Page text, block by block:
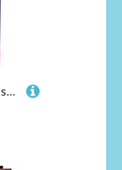
alles-meine.de GmbH Zeugnismappe/Ringbuch/Zeugnisringbuch - Zeugnisse Einhorn & Pferde - incl. Name + 10 Einsteckseiten - dokumentenecht - Einlagen - A 4 - Dokumentenmappe ..